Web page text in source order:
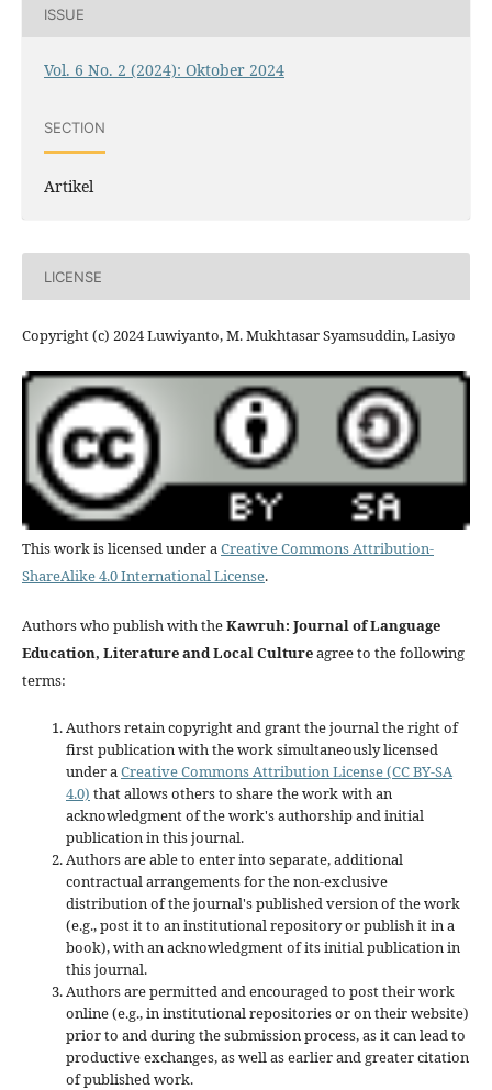
ISSUE
Vol. 6 No. 2 (2024): Oktober 2024
SECTION
Artikel
LICENSE
Copyright (c) 2024 Luwiyanto, M. Mukhtasar Syamsuddin, Lasiyo
This work is licensed under aCreative Commons Attribution-
ShareAlike 4.0 International License.
Authors who publish with theKawruh: Journal of Language
Education, Literature and Local Cultureagree to the following
terms:
Authors retain copyright and grant the journal the right of
first publication with the work simultaneously licensed
under aCreative Commons Attribution License (CC BY-SA
4.0) that allows others to share the work with an
acknowledgment of the work's authorship and initial
publication in this journal.
Authors are able to enter into separate, additional
contractual arrangements for the non-exclusive
distribution of the journal's published version of the work
(e.g., post it to an institutional repository or publish it in a
book), with an acknowledgment of its initial publication in
this journal.
Authors are permitted and encouraged to post their work
online (e.g., in institutional repositories or on their website)
prior to and during the submission process, as it can lead to
productive exchanges, as well as earlier and greater citation
of published work.